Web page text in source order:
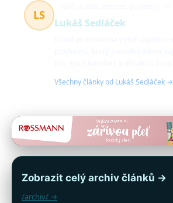
LS
Lukáš Sedláček
Všechny články od Lukáš Sedláček →
Zobrazit celý archiv článků →
/archiv/ →